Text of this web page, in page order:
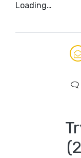
Loading…